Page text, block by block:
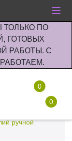
ТОЛЬКО ПО
ГОТОВЫХ
РАБОТЫ. С
0
0
ручной